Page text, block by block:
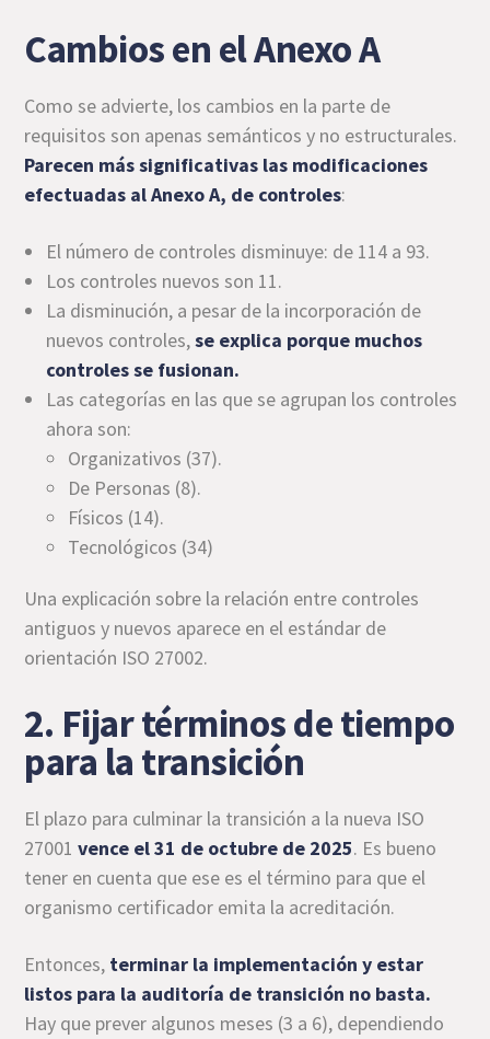
Cambios en el Anexo A
Como se advierte, los cambios en la parte de
requisitos son apenas semánticos y no estructurales.
Parecen más significativas las modificaciones
efectuadas al Anexo A, de controles:
El número de controles disminuye: de 114 a 93.
Los controles nuevos son 11.
La disminución, a pesar de la incorporación de
nuevos controles,se explica porque muchos
controles se fusionan.
Las categorías en las que se agrupan los controles
ahora son:
Organizativos (37).
De Personas (8).
Físicos (14).
Tecnológicos (34)
Una explicación sobre la relación entre controles
antiguos y nuevos aparece en el estándar de
orientación ISO 27002.
2. Fijar términos de tiempo
para la transición
El plazo para culminar la transición a la nueva ISO
27001vence el 31 de octubre de 2025. Es bueno
tener en cuenta que ese es el término para que el
organismo certificador emita la acreditación.
Entonces, terminar la implementación y estar
listos para la auditoría de transición no basta.
Hay que prever algunos meses (3 a 6), dependiendo